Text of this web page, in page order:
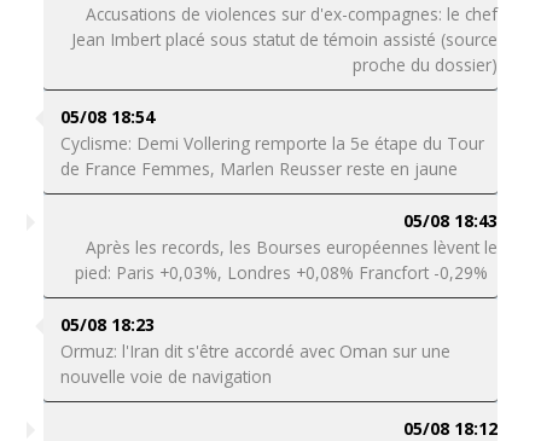
Accusations de violences sur d'ex-compagnes: le chef
Jean Imbert placé sous statut de témoin assisté (source
proche du dossier)
05/08 18:54
Cyclisme: Demi Vollering remporte la 5e étape du Tour
de France Femmes, Marlen Reusser reste en jaune
05/08 18:43
Après les records, les Bourses européennes lèvent le
pied: Paris +0,03%, Londres +0,08% Francfort -0,29%
05/08 18:23
Ormuz: l'Iran dit s'être accordé avec Oman sur une
nouvelle voie de navigation
05/08 18:12